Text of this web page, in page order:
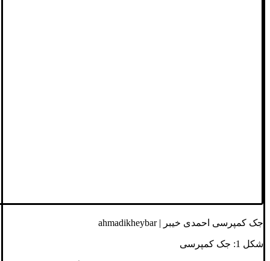
جک کمپرسی احمدی خیبر | ahmadikheybar
شکل 1: جک کمپرسی